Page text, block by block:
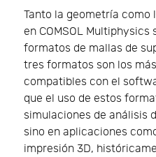
Tanto la geometría como
en COMSOL
formatos de mallas de
tres formatos son los
compatibles con el
que el uso de estos
simulaciones de análisis
sino en aplicaciones
impresión 3D,